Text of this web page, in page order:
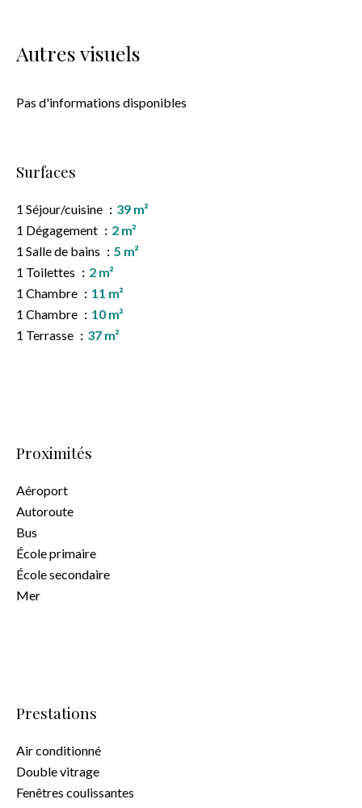
Autres visuels
Pas d'informations disponibles
Surfaces
1 Séjour/cuisine
39 m²
1 Dégagement
2 m²
1 Salle de bains
5 m²
1 Toilettes
2 m²
1 Chambre
11 m²
1 Chambre
10 m²
1 Terrasse
37 m²
Proximités
Aéroport
Autoroute
Bus
École primaire
École secondaire
Mer
Prestations
Air conditionné
Double vitrage
Fenêtres coulissantes